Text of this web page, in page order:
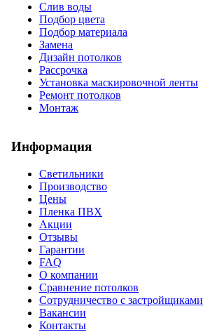
Слив воды
Подбор цвета
Подбор материала
Замена
Дизайн потолков
Рассрочка
Установка маскировочной ленты
Ремонт потолков
Монтаж
Информация
Светильники
Производство
Цены
Пленка ПВХ
Акции
Отзывы
Гарантии
FAQ
О компании
Сравнение потолков
Сотрудничество с застройщиками
Вакансии
Контакты